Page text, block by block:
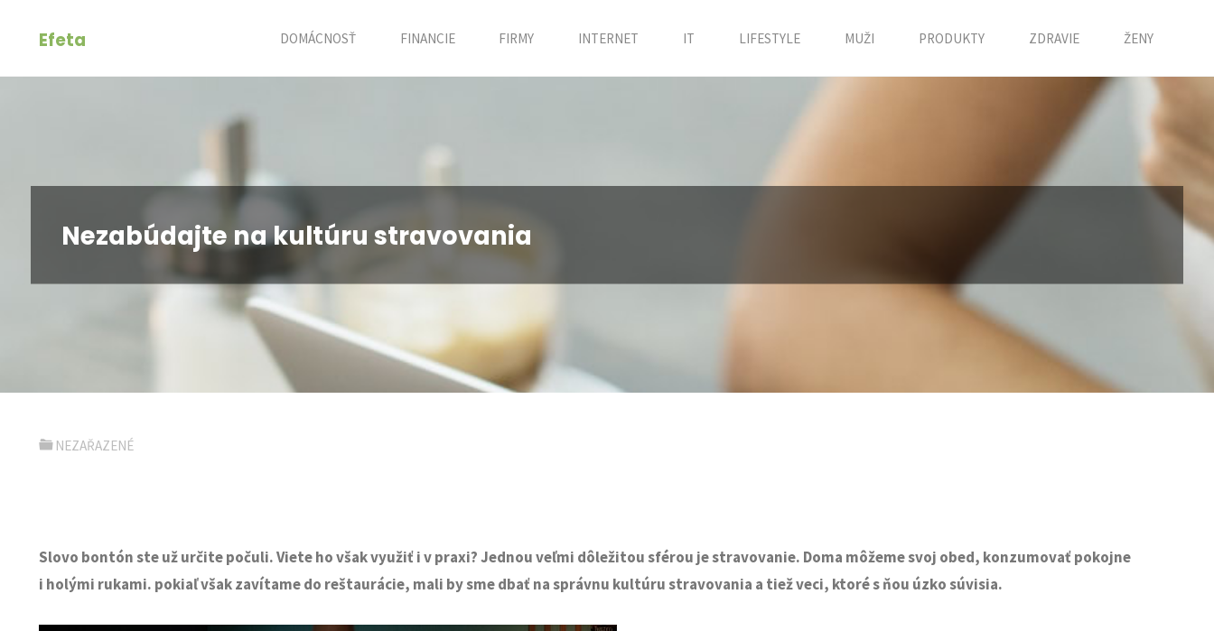
Efeta DOMÁCNOSŤ FINANCIE FIRMY INTERNET IT LIFESTYLE MUŽI PRODUKTY ZDRAVIE ŽENY
Nezabúdajte na kultúru stravovania
NEZAŘAZENÉ
Slovo bontón ste už určite počuli. Viete ho však využiť i v praxi? Jednou veľmi dôležitou sférou je stravovanie. Doma môžeme svoj obed, konzumovať pokojne
i holými rukami. pokiaľ však zavítame do reštaurácie, mali by sme dbať na správnu kultúru stravovania a tiež veci, ktoré s ňou úzko súvisia.